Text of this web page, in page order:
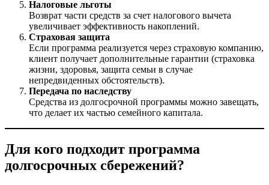
Налоговые льготы
Возврат части средств за счет налогового вычета
увеличивает эффективность накоплений.
Страховая защита
Если программа реализуется через страховую компанию,
клиент получает дополнительные гарантии (страховка
жизни, здоровья, защита семьи в случае
непредвиденных обстоятельств).
Передача по наследству
Средства из долгосрочной программы можно завещать,
что делает их частью семейного капитала.
Для кого подходит программа
долгосрочных сбережений?